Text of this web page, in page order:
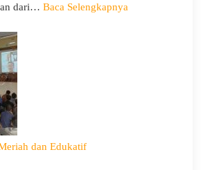
dari… Baca Selengkapnya
dan Edukatif